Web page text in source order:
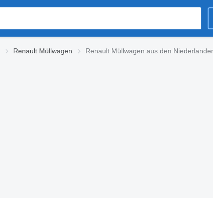
Renault Müllwagen Renault Müllwagen aus den